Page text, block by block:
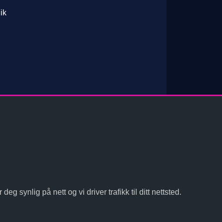
synlig på nett og vi driver trafikk til ditt nettsted.